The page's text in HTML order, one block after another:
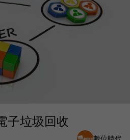
子垃圾回收